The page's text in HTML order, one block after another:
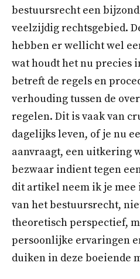
bestuursrecht een
veelzijdig rechtsgebied.
hebben er wellicht wel
wat houdt het nu precies
betreft de regels en
verhouding tussen de
regelen. Dit is vaak van
dagelijks leven, of je nu
aanvraagt, een uitkering
bezwaar indient tegen
dit artikel neem ik je mee
van het bestuursrecht,
theoretisch perspectief,
persoonlijke ervaringen
duiken in deze boeiende